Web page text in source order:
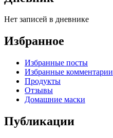
Нет записей в дневнике
Избранное
Избранные посты
Избранные комментарии
Продукты
Отзывы
Домашние маски
Публикации